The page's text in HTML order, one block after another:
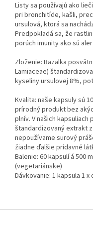
Listy sa používajú ako
pri bronchitíde, kašli,
ursulová, ktorá sa
Predpokladá sa, že
porúch imunity ako sú
Zloženie: Bazalka
Lamiaceae)
kyseliny ursulovej 8%,
Kvalita: naše kapsuly sú
prírodný produkt bez
plnív. V našich
štandardizovaný extrakt
nepoužívame surový
žiadne ďalšie prídavné
Balenie: 60 kapsulí á 500
(vegetariánske)
Dávkovanie: 1 kapsula 1 x